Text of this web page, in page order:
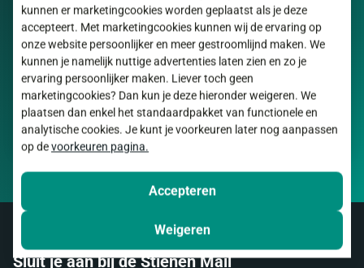
Naar nieuwsoverzicht
Sluit je aan bij de Stienen Mail
kunnen er marketingcookies worden geplaatst als je deze
accepteert. Met marketingcookies kunnen wij de ervaring op
onze website persoonlijker en meer gestroomlijnd maken. We
kunnen je namelijk nuttige advertenties laten zien en zo je
ervaring persoonlijker maken. Liever toch geen
marketingcookies? Dan kun je deze hieronder weigeren. We
plaatsen dan enkel het standaardpakket van functionele en
analytische cookies. Je kunt je voorkeuren later nog aanpassen
op devoorkeuren pagina.
Accepteren
Weigeren